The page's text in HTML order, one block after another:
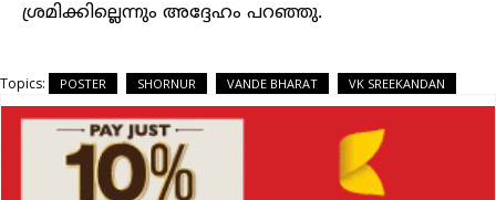
ശ്രമിക്കില്ലെന്നും അദ്ദേഹം പറഞ്ഞു.
Topics: POSTER SHORNUR VANDE BHARAT VK SREEKANDAN